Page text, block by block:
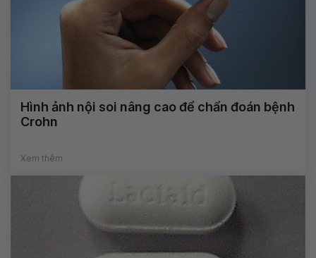
Hình ảnh nội soi nâng cao để chẩn đoán bệnh
Crohn
Xem thêm